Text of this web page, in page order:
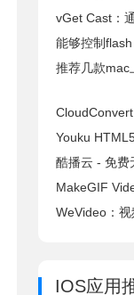
vGet Cast：
能够控制flash
推荐几款mac
Youku
酷播云 - 免
MakeGIF
WeVideo：视
IOS应用